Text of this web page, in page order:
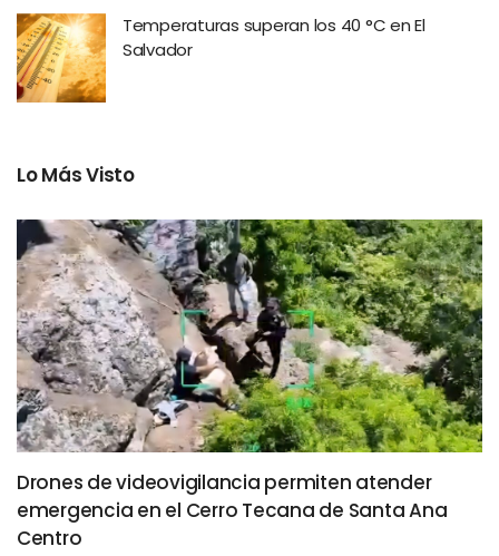
Temperaturas superan los 40 °C en El
Salvador
Lo Más Visto
Drones de videovigilancia permiten atender
emergencia en el Cerro Tecana de Santa Ana
Centro